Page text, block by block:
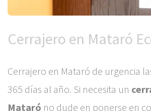
Cerrajero en Mataró
Cerrajero en Mataró de urgencia
365 días al año. Si necesita un
Mataró no dude en ponerse en